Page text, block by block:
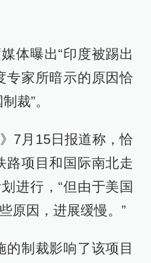
体曝出“印度被踢出
专家所暗示的原因恰
裁”。
7月15日报道称，恰
路项目和国际南北走
进行，“但由于美国
原因，进展缓慢。”
的制裁影响了该项目